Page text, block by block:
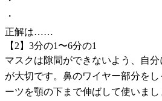
・
正解は……
【2】3分の1〜6分の1
マスクは隙間ができないよう、自
が大切です。鼻のワイヤー部分を
ーツを顎の下まで伸ばして使いま